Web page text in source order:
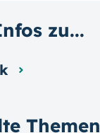
Themen
zu...